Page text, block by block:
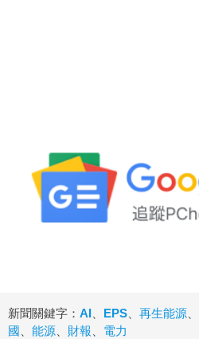
新聞關鍵字： AI EPS 再生能源
國
能源 財報 電力